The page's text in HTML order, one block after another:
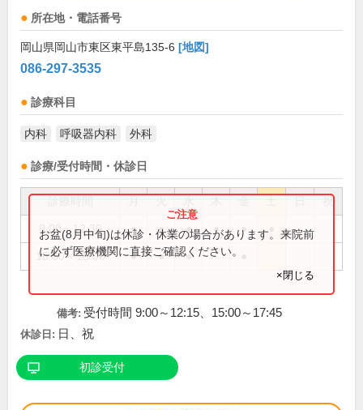
所在地・電話番号
岡山県岡山市東区東平島135-6 [地図]
086-297-3535
診療科目
内科 呼吸器内科 外科
診療/受付時間・休診日
祝
9:00～12:30 ● ● ● ● ●
15:00～18:00 ● ● ●
お盆(8月中旬)は休診・休業の場合があります。来院前
に必ず医療機関に直接ご確認ください。
×閉じる
備考: 受付時間 9:00～12:15、15:00～17:45
休診日: 日、祝
初診受付